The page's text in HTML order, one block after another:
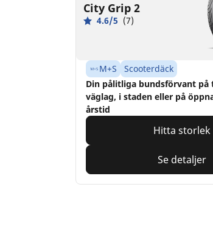
City Grip 2
4.6/5 (7)
M+S
Scooterdäck
Din pålitliga bundsförvant på
väglag, i staden eller på
årstid
Hitta storlek
Se detaljer